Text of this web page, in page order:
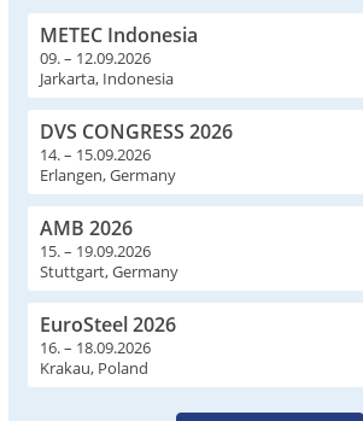
METEC Indonesia
09. – 12.09.2026
Jarkarta, Indonesia
DVS CONGRESS 2026
14. – 15.09.2026
Erlangen, Germany
AMB 2026
15. – 19.09.2026
Stuttgart, Germany
EuroSteel 2026
16. – 18.09.2026
Krakau, Poland